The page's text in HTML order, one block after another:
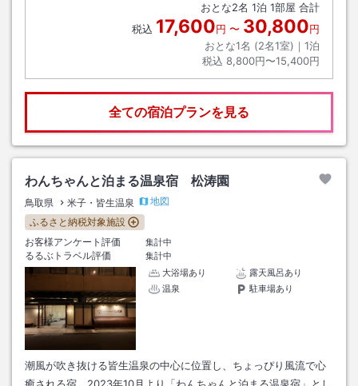
おとな2名 1泊 1部屋 合計
税込 17,600円 〜 30,800円
おとな1名 (2名1室)｜ 1泊
税込 8,800円〜15,400円
全ての宿泊プランを見る
わんちゃんと泊まる温泉宿 松涛園
鳥取県 米子・皆生温泉
地図
ふるさと納税対象施設
お客様アンケート評価
集計中
るるぶトラベル評価
集計中
大浴場あり
露天風呂あり
温泉
駐車場あり
潮風が吹き抜ける皆生温泉の中心に位置し、ちょっぴり風流で心